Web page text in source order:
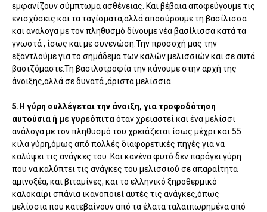
εμφανίζουν σύμπτωμα ασθένειας. Και βέβαια αποφεύγουμε τις
ενισχύσεις και τα ταγίσματα,αλλά αποσύρουμε τη βασίλισσα
και ανάλογα με τον πληθυσμό δίνουμε νέα βασίλισσα κατά τα
γνωστά , ίσως και με συνενώση.Την προσοχή μας την
εξαντλούμε για το σημάδεμα των καλών μελισσιών και σε αυτά
βασιζόμαστε.Τη βασιλοτροφία την κάνουμε στην αρχή της
άνοιξης,αλλά σε δυνατά ,άριστα μελίσσια.
5.Η γύρη συλλέγεται την άνοιξη, για τροφοδότηση
αυτούσια ή με γυρεόπιταόταν χρειαστεί και ένα μελίσσι
ανάλογα με τον πληθυσμό του χρειάζεται ίσως μέχρι και 55
κιλά γύρη,όμως από πολλές διαφορετικές πηγές για να
καλύψει τις ανάγκες του .Και κανένα φυτό δεν παράγει γύρη
που να καλύπτει τις ανάγκες του μελισσιού σε απαραίτητα
αμινοξέα, και βιταμίνες, και το ελληνικό ξηροθερμικό
καλοκαίρι σπάνια ικανοποιεί αυτές τις ανάγκες,όπως
μελίσσια που κατεβαίνουν από τα έλατα ταλαιπωρημένα από